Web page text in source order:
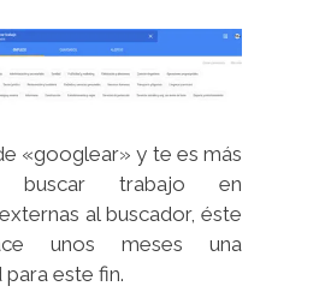
«googlear» y te es más
buscar trabajo en
al buscador, éste
unos meses una
este fin.